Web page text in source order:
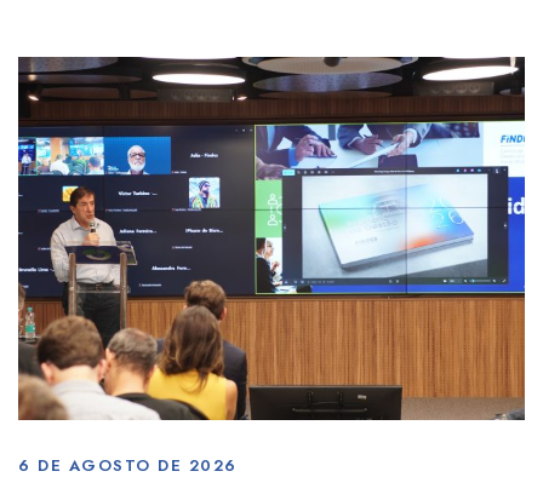
6 DE AGOSTO DE 2026